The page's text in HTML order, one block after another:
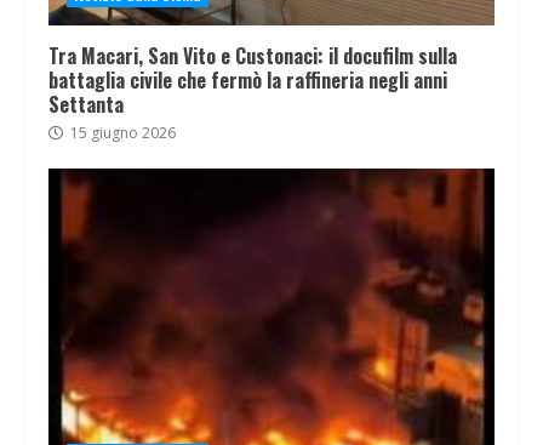
Tra Macari, San Vito e Custonaci: il docufilm sulla
battaglia civile che fermò la raffineria negli anni
Settanta
15 giugno 2026